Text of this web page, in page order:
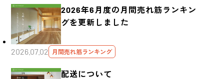
2026年6月度の月間売れ筋ランキン
グを更新しました
2026.07.02 月間売れ筋ランキング
配送について